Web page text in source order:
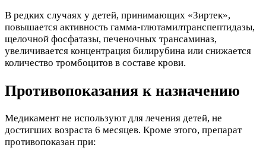
В редких случаях у детей, принимающих «Зиртек»,
повышается активность гамма-глютамилтранспептидазы,
щелочной фосфатазы, печеночных трансаминаз,
увеличивается концентрация билирубина или снижается
количество тромбоцитов в составе крови.
Противопоказания к назначению
Медикамент не используют для лечения детей, не
достигших возраста 6 месяцев. Кроме этого, препарат
противопоказан при: